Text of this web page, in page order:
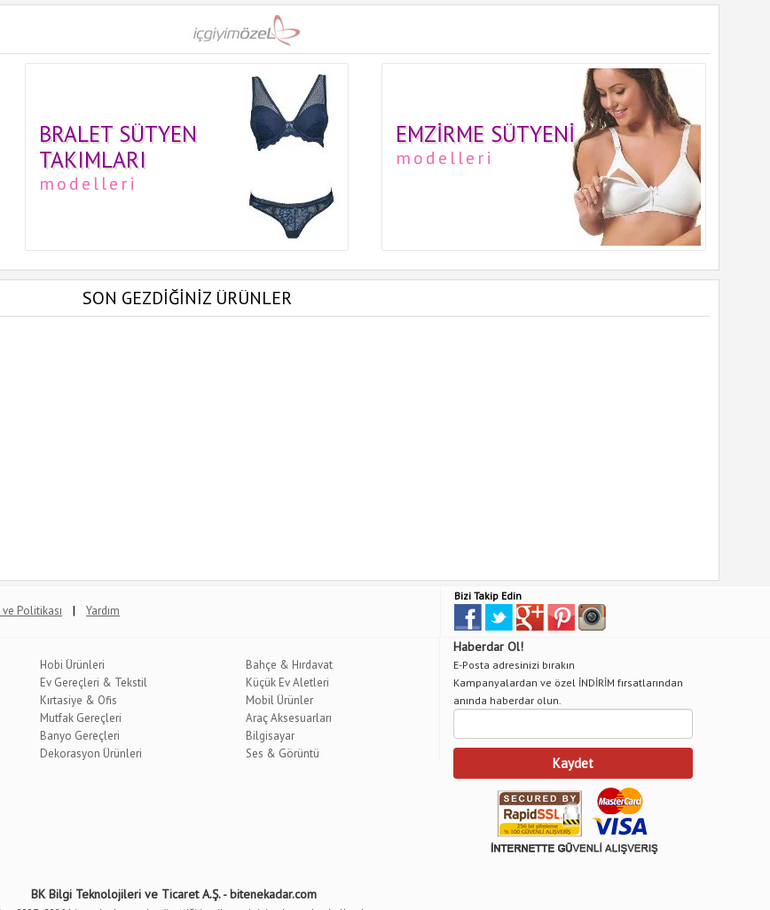
BRALET SÜTYEN
TAKIMLARI
modelleri
EMZIRME SÜTYENI
modelleri
SON GEZDİĞİNİZ ÜRÜNLER
Politikası | Yardım
Bizi Takip Edin
Hobi Ürünleri
Ev Gereçleri & Tekstil
Kırtasiye & Ofis
Mutfak Gereçleri
Banyo Gereçleri
Dekorasyon Ürünleri
Bahçe & Hırdavat
Küçük Ev Aletleri
Mobil Ürünler
Araç Aksesuarları
Bilgisayar
Ses & Görüntü
Haberdar Ol!
E-Posta adresinizi bırakın
Kampanyalardan ve özel İNDİRİM fırsatlarından
anında haberdar olun.
Kaydet
BK Bilgi Teknolojileri ve Ticaret A.Ş. - bitenekadar.com